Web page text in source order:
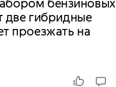
бензиновых
две гибридные
проезжать на